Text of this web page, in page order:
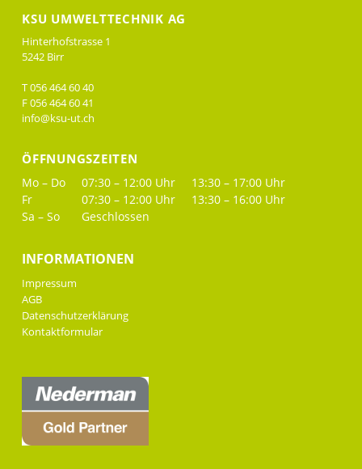
KSU UMWELTTECHNIK AG
Hinterhofstrasse 1
5242 Birr
T 056 464 60 40
F 056 464 60 41
info@ksu-ut.ch
ÖFFNUNGSZEITEN
Mo – Do 07:30 – 12:00 Uhr
13:30 – 17:00 Uhr
Fr
07:30 – 12:00 Uhr
13:30 – 16:00 Uhr
Sa – So
Geschlossen
INFORMATIONEN
Impressum
AGB
Datenschutzerklärung
Kontaktformular